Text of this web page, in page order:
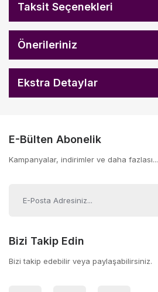
Taksit Seçenekleri
Önerileriniz
Ekstra Detaylar
E-Bülten Abonelik
Kampanyalar, indirimler ve daha fazlası...
Bizi Takip Edin
Bizi takip edebilir veya paylaşabilirsiniz.